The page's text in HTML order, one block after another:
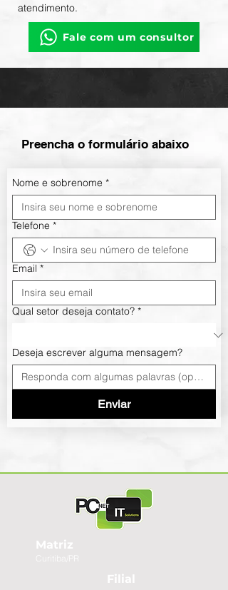
atendimento.
Fale com um consultor
Preencha o formulário abaixo
Nome e sobrenome *
Telefone *
Email *
Qual setor deseja contato? *
Deseja escrever alguma mensagem?
Enviar
Matriz
Curitiba/PR
Filial